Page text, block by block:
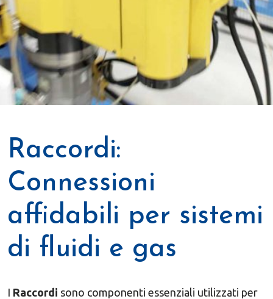
Raccordi:
Connessioni
affidabili per sistemi
di fluidi e gas
I Raccordi sono componenti essenziali utilizzati per